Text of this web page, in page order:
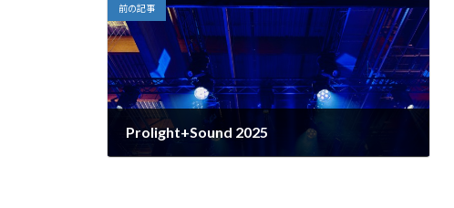
前の記事
Prolight+Sound 2025